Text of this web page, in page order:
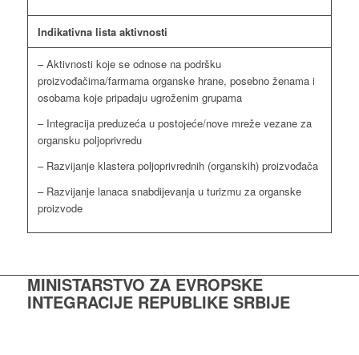
Indikativna lista aktivnosti
– Aktivnosti koje se odnose na podršku
proizvođačima/farmama organske hrane, posebno ženama i
osobama koje pripadaju ugroženim grupama
– Integracija preduzeća u postojeće/nove mreže vezane za
organsku poljoprivredu
– Razvijanje klastera poljoprivrednih (organskih) proizvođača
– Razvijanje lanaca snabdijevanja u turizmu za organske
proizvode
MINISTARSTVO ZA EVROPSKE
INTEGRACIJE REPUBLIKE SRBIJE